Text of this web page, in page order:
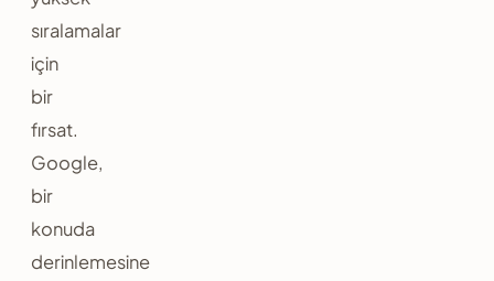
sıralamalar
için
bir
fırsat.
Google,
bir
konuda
derinlemesine